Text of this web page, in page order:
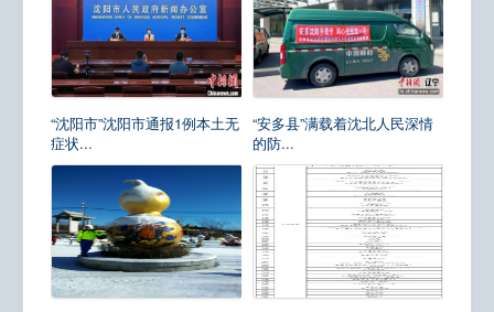
“沈阳市”沈阳市通报1例本土无
症状...
“安多县”满载着沈北人民深情
的防...